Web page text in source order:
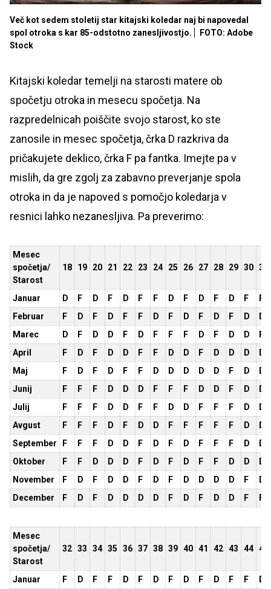
Več kot sedem stoletij star kitajski koledar naj bi napovedal
spol otroka s kar 85-odstotno zanesljivostjo.
FOTO: Adobe
Stock
Kitajski koledar temelji na starosti matere ob
spočetju otroka in mesecu spočetja. Na
razpredelnicah poiščite svojo starost, ko ste
zanosile in mesec spočetja, črka D razkriva da
pričakujete deklico, črka F pa fantka. Imejte pa v
mislih, da gre zgolj za zabavno preverjanje spola
otroka in da je napoved s pomočjo koledarja v
resnici lahko nezanesljiva. Pa preverimo:
Mesec
spočetja/
Starost
18 19 20 21 22 23 24 25 26 27 28 29 30 31
Januar D F D F D F F D F D F D F
F
Februar
F D F D F F D F D F D F D
D
Marec
D F D D F D F F F D F D D
F
April
F D F D D F F D D F D D D
D
Maj
F D F D F F D D D D D F D
D
Junij
F F F D D D F F F D D F D
D
Julij
F F F D D F F D D F F F D
D
Avgust
F F F D F D D F F F F F D
D
September
F F F D D F D F D F F F D
D
Oktober
F F D D D F D F D F F D D
D
November
F D F D D F D F D D D D F
D
December
F D F D D D D F D F D D F F
Mesec
spočetja/
Starost
32 33 34 35 36 37 38 39 40 41 42 43 44 45
Januar F D F F D F D F D F D F F
D